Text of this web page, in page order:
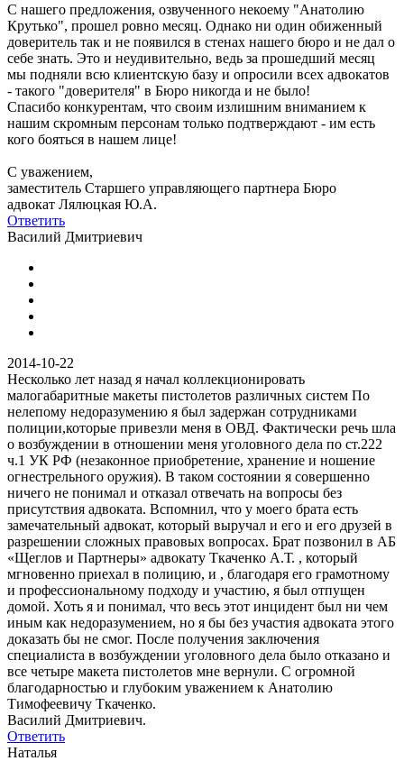
С нашего предложения, озвученного некоему "Анатолию
Крутько", прошел ровно месяц. Однако ни один обиженный
доверитель так и не появился в стенах нашего бюро и не дал о
себе знать. Это и неудивительно, ведь за прошедший месяц
мы подняли всю клиентскую базу и опросили всех адвокатов
- такого "доверителя" в Бюро никогда и не было!
Спасибо конкурентам, что своим излишним вниманием к
нашим скромным персонам только подтверждают - им есть
кого бояться в нашем лице!
С уважением,
заместитель Старшего управляющего партнера Бюро
адвокат Лялюцкая Ю.А.
Ответить
Василий Дмитриевич
2014-10-22
Несколько лет назад я начал коллекционировать
малогабаритные макеты пистолетов различных систем По
нелепому недоразумению я был задержан сотрудниками
полиции,которые привезли меня в ОВД. Фактически речь шла
о возбуждении в отношении меня уголовного дела по ст.222
ч.1 УК РФ (незаконное приобретение, хранение и ношение
огнестрельного оружия). В таком состоянии я совершенно
ничего не понимал и отказал отвечать на вопросы без
присутствия адвоката. Вспомнил, что у моего брата есть
замечательный адвокат, который выручал и его и его друзей в
разрешении сложных правовых вопросах. Брат позвонил в АБ
«Щеглов и Партнеры» адвокату Ткаченко А.Т. , который
мгновенно приехал в полицию, и , благодаря его грамотному
и профессиональному подходу и участию, я был отпущен
домой. Хоть я и понимал, что весь этот инцидент был ни чем
иным как недоразумением, но я бы без участия адвоката этого
доказать бы не смог. После получения заключения
специалиста в возбуждении уголовного дела было отказано и
все четыре макета пистолетов мне вернули. С огромной
благодарностью и глубоким уважением к Анатолию
Тимофеевичу Ткаченко.
Василий Дмитриевич.
Ответить
Наталья